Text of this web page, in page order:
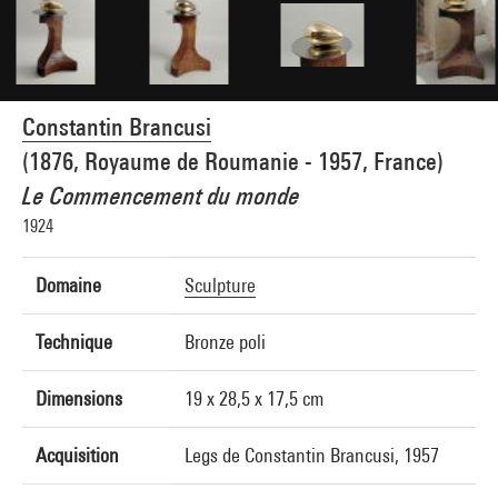
Constantin Brancusi
(1876, Royaume de Roumanie - 1957, France)
Le Commencement du monde
1924
Domaine Sculpture
Technique Bronze poli
Dimensions 19 x 28,5 x 17,5 cm
Acquisition Legs de Constantin Brancusi, 1957
Crédit photographique : Centre Pompidou, MNAM-CCI/Adam Rzepka/Dist.
GrandPalaisRmn
Réf. image : 4R01118 [1995 CX 0057]